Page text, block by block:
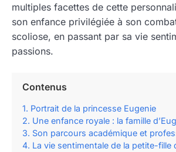
multiples facettes de cette
son enfance privilégiée à son
scoliose, en passant par sa vie
passions.
Contenus
Portrait de la princesse Eugenie
Une enfance royale : la famille
Son parcours académique et
La vie sentimentale de la petite-fille